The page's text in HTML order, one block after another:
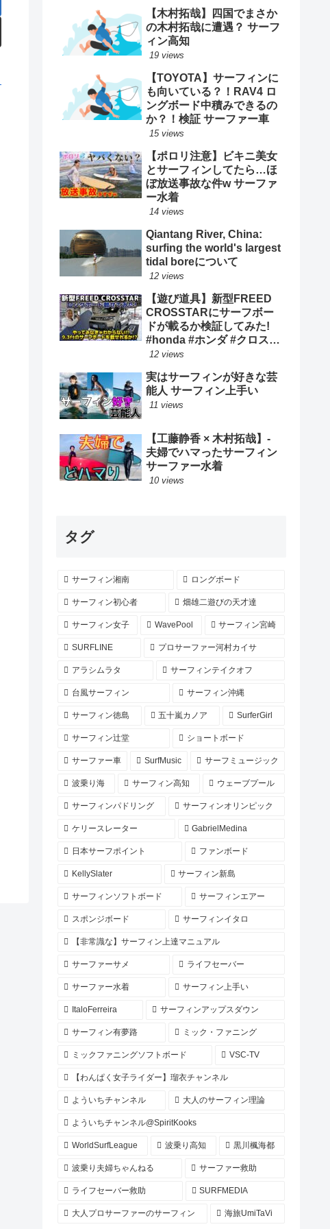
【木村拓哉】四国でまさか
の木村拓哉に遭遇？ サーフ
ィン高知
19 views
【TOYOTA】サーフィンに
も向いている？！RAV4 ロ
ングボード中積みできるの
か？！検証 サーファー車
15 views
【ポロリ注意】ビキニ美女
とサーフィンしてたら…ほ
ぼ放送事故な件w サーファ
ー水着
14 views
Qiantang River, China:
surfing the world's largest
tidal boreについて
12 views
【遊び道具】新型FREED
CROSSTARにサーフボー
ドが載るか検証してみた!
#honda #ホンダ #クロスタ
ー #car #freed #フリード #
ード
12 views
実はサーフィンが好きな芸
能人 サーフィン上手い
11 views
【工藤静香 × 木村拓哉】-
夫婦でハマったサーフィン
サーファー水着
10 views
タグ
サーフィン湘南 ロングボード
サーフィン初心者 畑雄二遊びの天才達
サーフィン女子 WavePool サーフィン宮崎
SURFLINE プロサーファー河村カイサ
アラシムラタ サーフィンテイクオフ
台風サーフィン サーフィン沖縄
サーフィン徳島 五十嵐カノア SurferGirl
サーフィン辻堂 ショートボード
サーファー車 SurfMusic サーフミュージック
波乗り海 サーフィン高知 ウェーブプール
サーフィンパドリング サーフィンオリンピック
ケリースレーター GabrielMedina
日本サーフポイント ファンボード
KellySlater サーフィン新島
サーフィンソフトボード サーフィンエアー
スポンジボード サーフィンイタロ
【非常識な】サーフィン上達マニュアル
サーファーサメ ライフセーバー
サーファー水着 サーフィン上手い
ItaloFerreira サーフィンアップスダウン
サーフィン有夢路 ミック・ファニング
ミックファニングソフトボード VSC-TV
【わんぱく女子ライダー】瑠衣チャンネル
よういちチャンネル 大人のサーフィン理論
よういちチャンネル@SpiritKooks
WorldSurfLeague 波乗り高知 黒川楓海都
波乗り夫婦ちゃんねる サーファー救助
ライフセーバー救助 SURFMEDIA
大人プロサーファーのサーフィン 海旅UmiTaVi